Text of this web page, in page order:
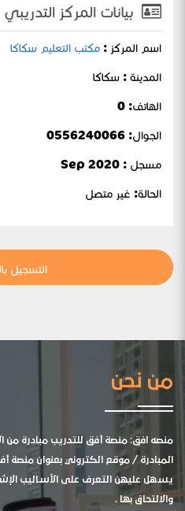
بيانات المركز التدريبي
اسم المركز : مكتب التعليم سكاكا
المدينة : سكاكا
الهاتف: 0
الجوال:
مسجل : Sep 2020
الحالة: غير متصل
التسجيل
من نحن
منصه افق: منصة أفق للتدريب مبادرة من
المبادرة / موقع الكتروني بعنوان منصة
يسهل عليهن التعرف على الأساليب
والالتحاق بها .